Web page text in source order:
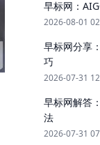
早标网：
2026-08-01
早标网分享
巧
2026-07-31
早标网解答
法
2026-07-31